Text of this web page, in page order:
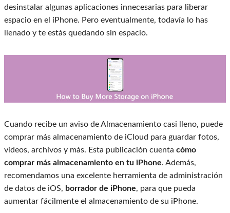
desinstalar algunas aplicaciones innecesarias para liberar
espacio en el iPhone. Pero eventualmente, todavía lo has
llenado y te estás quedando sin espacio.
Cuando recibe un aviso de Almacenamiento casi lleno, puede
comprar más almacenamiento de iCloud para guardar fotos,
videos, archivos y más. Esta publicación cuenta cómo
comprar más almacenamiento en tu iPhone. Además,
recomendamos una excelente herramienta de administración
de datos de iOS, borrador de iPhone, para que pueda
aumentar fácilmente el almacenamiento de su iPhone.